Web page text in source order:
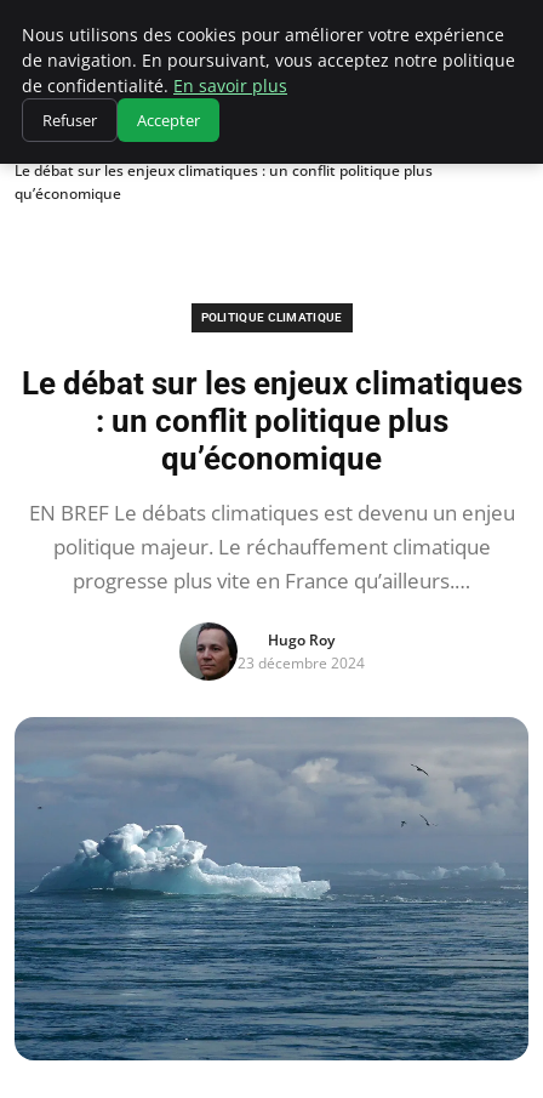
Climatedebtagents
Accueil
Politique climatique
Le débat sur les enjeux climatiques : un conflit politique plus
qu’économique
POLITIQUE CLIMATIQUE
Le débat sur les enjeux climatiques
: un conflit politique plus
qu’économique
EN BREF Le débats climatiques est devenu un enjeu
politique majeur. Le réchauffement climatique
progresse plus vite en France qu’ailleurs.…
Hugo Roy
23 décembre 2024
Nous utilisons des cookies pour améliorer votre expérience
de navigation. En poursuivant, vous acceptez notre politique
de confidentialité. En savoir plus
Refuser Accepter